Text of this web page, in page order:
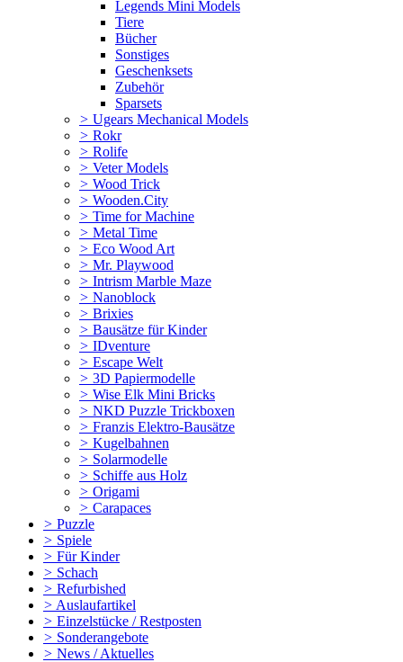
Legends Mini Models
Tiere
Bücher
Sonstiges
Geschenksets
Zubehör
Sparsets
> Ugears Mechanical Models
> Rokr
> Rolife
> Veter Models
> Wood Trick
> Wooden.City
> Time for Machine
> Metal Time
> Eco Wood Art
> Mr. Playwood
> Intrism Marble Maze
> Nanoblock
> Brixies
> Bausätze für Kinder
> IDventure
> Escape Welt
> 3D Papiermodelle
> Wise Elk Mini Bricks
> NKD Puzzle Trickboxen
> Franzis Elektro-Bausätze
> Kugelbahnen
> Solarmodelle
> Schiffe aus Holz
> Origami
> Carapaces
> Puzzle
> Spiele
> Für Kinder
> Schach
> Refurbished
> Auslaufartikel
> Einzelstücke / Restposten
> Sonderangebote
> News / Aktuelles